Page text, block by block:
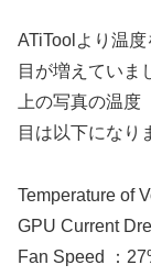
ATiToolより温
目が増えていま
上の写真の温
目は以下になり
Temperature of
GPU Current
Fan Speed ：